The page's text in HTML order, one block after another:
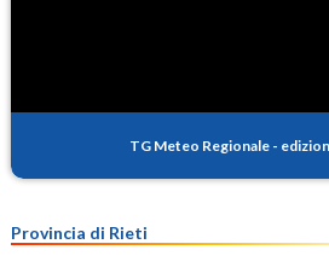
TG Meteo Regionale -
Provincia di Rieti